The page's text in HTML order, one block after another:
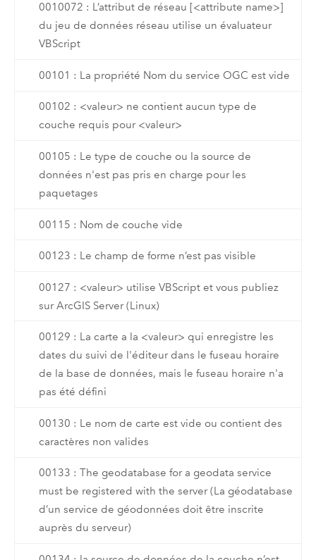
0010072 : L’attribut de réseau [<attribute name>]
du jeu de données réseau utilise un évaluateur
VBScript
00101 : La propriété Nom du service OGC est vide
00102 : <valeur> ne contient aucun type de
couche requis pour <valeur>
00105 : Le type de couche ou la source de
données n'est pas pris en charge pour les
paquetages
00115 : Nom de couche vide
00123 : Le champ de forme n’est pas visible
00127 : <valeur> utilise VBScript et vous publiez
sur ArcGIS Server (Linux)
00129 : La carte a la <valeur> qui enregistre les
dates du suivi de l'éditeur dans le fuseau horaire
de la base de données, mais le fuseau horaire n'a
pas été défini
00130 : Le nom de carte est vide ou contient des
caractères non valides
00133 : The geodatabase for a geodata service
must be registered with the server (La géodatabase
d’un service de géodonnées doit être inscrite
auprès du serveur)